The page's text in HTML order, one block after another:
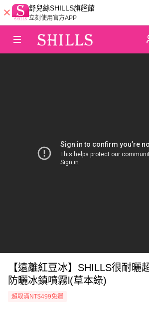
舒兒絲SHILLS旗艦館
立刻使用官方APP
【遠離紅豆冰】SHILLS很耐曬
防曬冰鎮噴霧l(草本綠)
超取滿NT$499免運